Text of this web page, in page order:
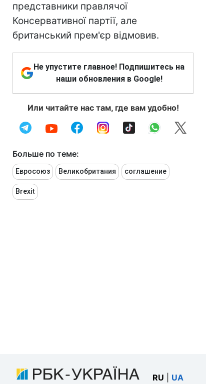
представники правлячої
Консервативної партії, але
британський прем'єр відмовив.
Не упустите главное! Подпишитесь на
наши обновления в Google!
Или читайте нас там, где вам удобно!
Больше по теме:
Евросоюз Великобритания соглашение
Brexit
RU UA